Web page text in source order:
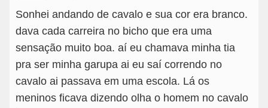
Sonhei andando de cavalo e sua cor era branco.
dava cada carreira no bicho que era uma
sensação muito boa. aí eu chamava minha tia
pra ser minha garupa ai eu saí correndo no
cavalo ai passava em uma escola. Lá os
meninos ficava dizendo olha o homem no cavalo